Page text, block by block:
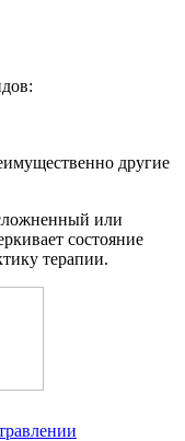
другие
или
состояние
терапии.